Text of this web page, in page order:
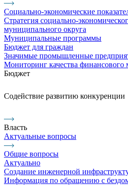
Социально-экономические
Стратегия социально-
муниципального округа
Муниципальные программы
Бюджет для граждан
Значимые промышленные
Мониторинг качества финансового
Бюджет
Содействие развитию конкуренции
Власть
Актуальные вопросы
Общие вопросы
Актуально
Создание инженерной
Информация по обращению с